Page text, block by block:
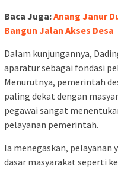
Baca Juga:Anang Janur
Bangun Jalan Akses Desa
Dalam kunjungannya,
aparatur sebagai fondasi
Menurutnya, pemerintah
paling dekat dengan
pegawai sangat
pelayanan pemerintah.
Ia menegaskan, pelayanan
dasar masyarakat seperti